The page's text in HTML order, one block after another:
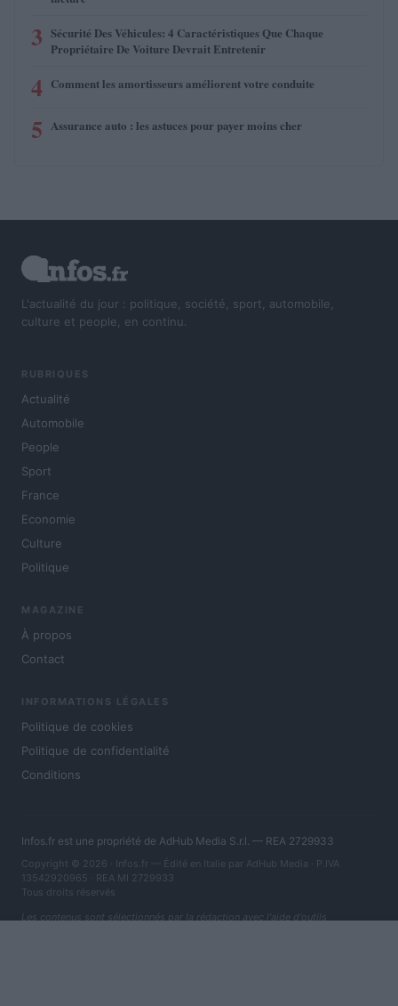
3 Sécurité Des Véhicules: 4 Caractéristiques Que Chaque
Propriétaire De Voiture Devrait Entretenir
4 Comment les amortisseurs améliorent votre conduite
5 Assurance auto : les astuces pour payer moins cher
L'actualité du jour : politique, société, sport, automobile,
culture et people, en continu.
RUBRIQUES
Actualité
Automobile
People
Sport
France
Economie
Culture
Politique
MAGAZINE
À propos
Contact
INFORMATIONS LÉGALES
Politique de cookies
Politique de confidentialité
Conditions
Infos.fr est une propriété de AdHub Media S.r.l. — REA 2729933
Copyright © 2026 · Infos.fr — Édité en Italie par AdHub Media · P.IVA
13542920965 · REA MI 2729933
Tous droits réservés
Les contenus sont sélectionnés par la rédaction avec l'aide d'outils